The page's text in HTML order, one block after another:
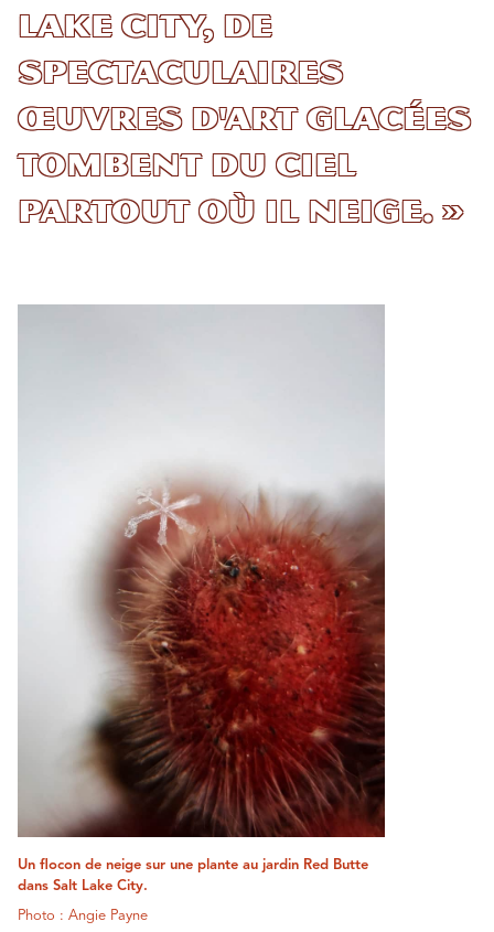
Lake City, de
spectaculaires
œuvres d'art glacées
tombent du ciel
partout où il neige. »
Un flocon de neige sur une plante au jardin Red Butte
dans Salt Lake City.
Photo : Angie Payne